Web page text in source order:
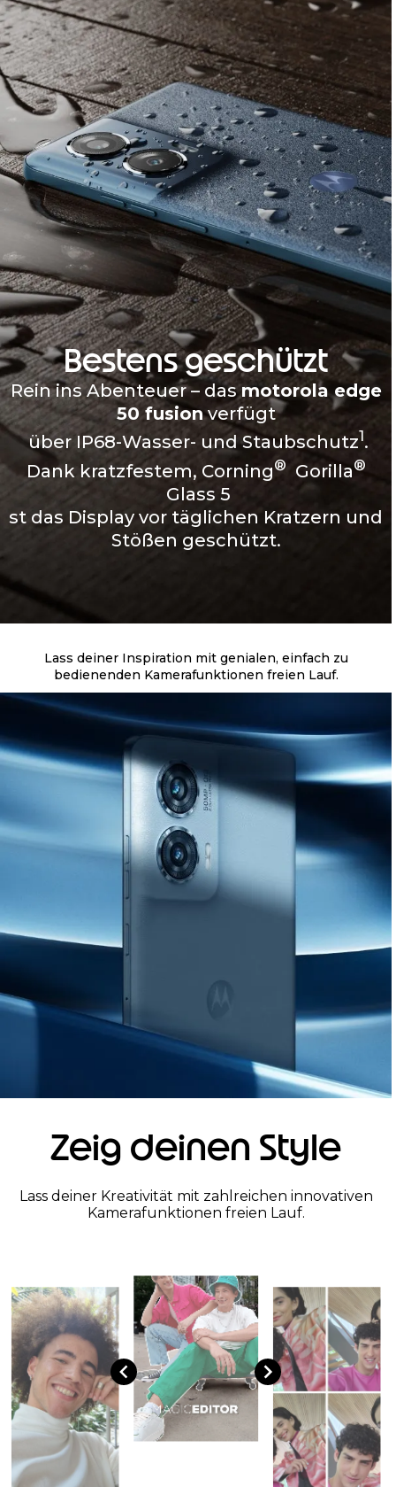
Bestens geschützt
Rein ins Abenteuer – dasmotorola edge
50 fusionverfügt
über IP68-Wasser- und Staubschutz1.
Dank kratzfestem, Corning® Gorilla®
Glass 5
st das Display vor täglichen Kratzern und
Stößen geschützt.
Lass deiner Inspiration mit genialen, einfach zu
bedienenden Kamerafunktionen freien Lauf.
Zeig deinen Style
Lass deiner Kreativität mit zahlreichen innovativen
Kamerafunktionen freien Lauf.